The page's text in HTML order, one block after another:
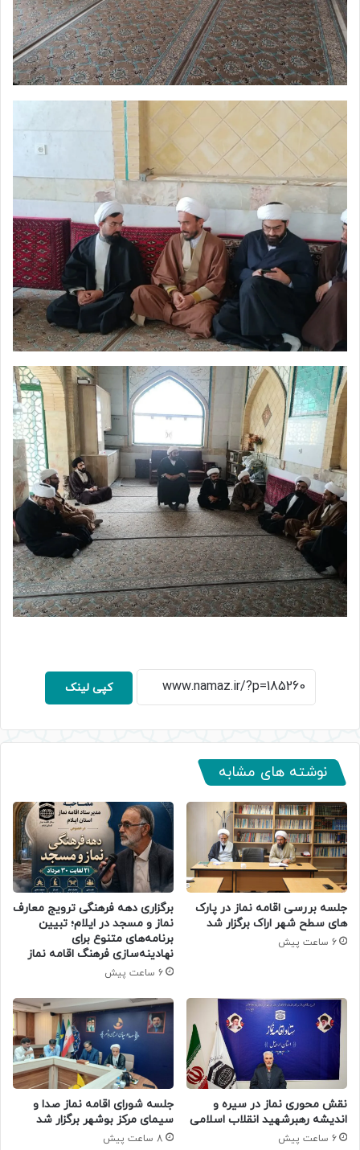
کپی لینک
نوشته های مشابه
جلسه بررسی اقامه نماز در پارک
های سطح شهر اراک برگزار شد
6 ساعت پیش
برگزاری دهه فرهنگی ترویج معارف
نماز و مسجد در ایلام؛ تبیین
برنامه‌های متنوع برای
نهادینه‌سازی فرهنگ اقامه نماز
6 ساعت پیش
نقش محوری نماز در سیره و
اندیشه رهبرشهید انقلاب اسلامی
6 ساعت پیش
جلسه شورای اقامه نماز صدا و
سیمای مرکز بوشهر برگزار شد
8 ساعت پیش